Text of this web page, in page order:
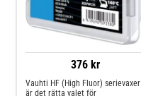
376 kr
Vauhti HF (High Fluor) serievaxer
är det rätta valet för